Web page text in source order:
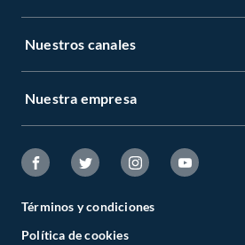
Nuestros canales
Nuestra empresa
Términos y condiciones
Política de cookies